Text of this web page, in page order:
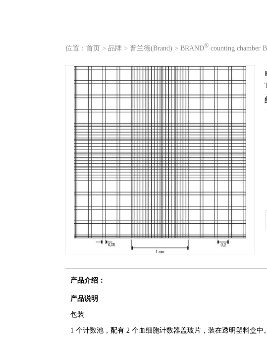
位置： 首页 > 品牌 > 普兰德(Brand) > BRAND® counting chamber
产品介绍：
产品说明
包装
1 个计数池，配有 2 个血细胞计数器盖玻片，装在透明塑料盒中。